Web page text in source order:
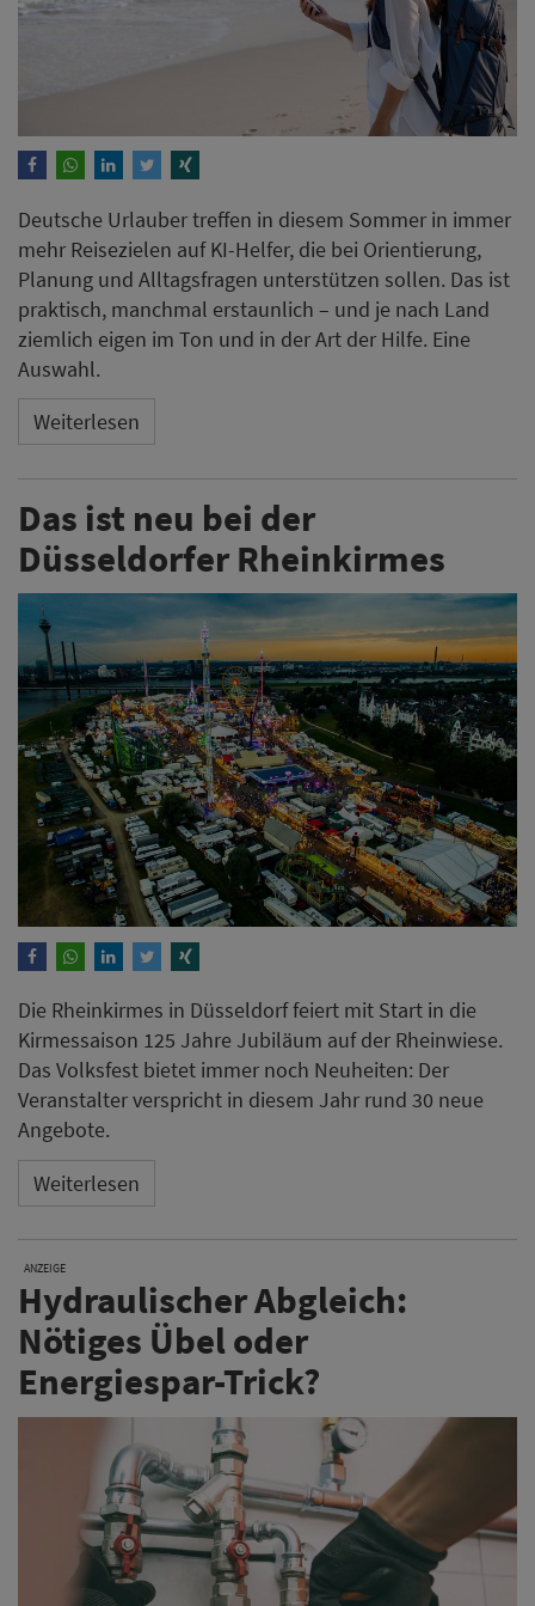
Deutsche Urlauber treffen in diesem Sommer in immer
mehr Reisezielen auf KI-Helfer, die bei Orientierung,
Planung und Alltagsfragen unterstützen sollen. Das ist
praktisch, manchmal erstaunlich – und je nach Land
ziemlich eigen im Ton und in der Art der Hilfe. Eine
Auswahl.
Weiterlesen
Das ist neu bei der
Düsseldorfer Rheinkirmes
Die Rheinkirmes in Düsseldorf feiert mit Start in die
Kirmessaison 125 Jahre Jubiläum auf der Rheinwiese.
Das Volksfest bietet immer noch Neuheiten: Der
Veranstalter verspricht in diesem Jahr rund 30 neue
Angebote.
Weiterlesen
ANZEIGE
Hydraulischer Abgleich:
Nötiges Übel oder
Energiespar-Trick?